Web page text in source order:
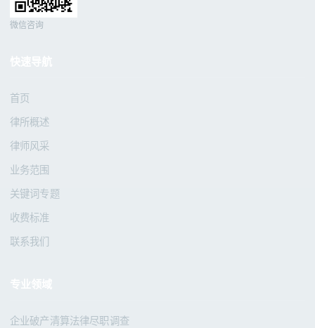
微信咨询
首页
律所概述
律师风采
业务范围
关键词专题
收费标准
联系我们
企业破产清算法律尽职调查